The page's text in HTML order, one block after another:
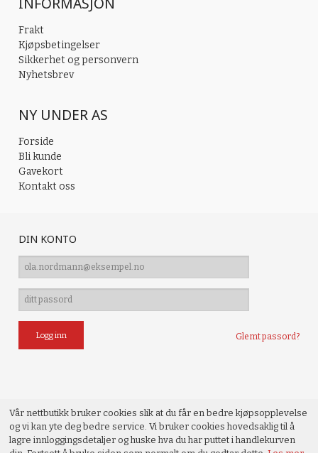
Frakt
Kjøpsbetingelser
Sikkerhet og personvern
Nyhetsbrev
NY UNDER AS
Forside
Bli kunde
Gavekort
Kontakt oss
DIN KONTO
Glemt passord?
Vår nettbutikk bruker cookies slik at du får en bedre kjøpsopplevelse
og vi kan yte deg bedre service. Vi bruker cookies hovedsaklig til å
lagre innloggingsdetaljer og huske hva du har puttet i handlekurven